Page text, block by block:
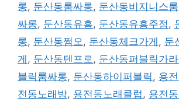
롱, 둔산동룸싸롱, 둔산동비지니스룸
싸롱, 둔산동유흥, 둔산동유흥주점,
롱, 둔산동쩜오, 둔산동체크가게 , 둔
게 , 둔산동텐프로, 둔산동퍼블릭가
블릭룸싸롱, 둔산동하이퍼블릭, 용
전동노래방, 용전동노래클럽, 용전